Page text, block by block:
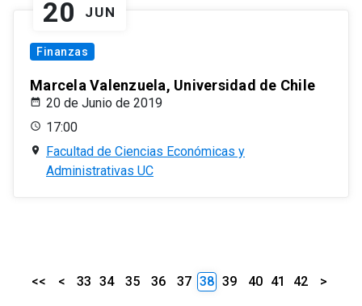
20 JUN
Finanzas
Marcela Valenzuela, Universidad de Chile
20 de Junio de 2019
17:00
Facultad de Ciencias Económicas y
Administrativas UC
<< < 33 34 35 36 37 38 39 40 41 42 >